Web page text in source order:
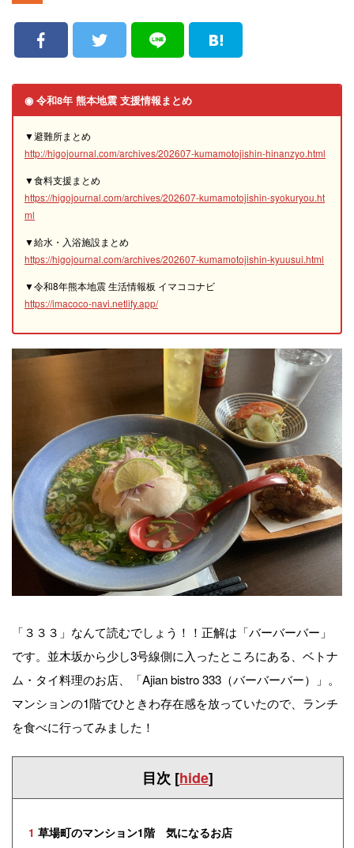
◉ 令和8年 熊本地震 支援情報まとめ
▼避難所まとめ
http://higojournal.com/archives/202607-kumamotojishin-hinanzyo.html
▼食料支援まとめ
https://higojournal.com/archives/202607-kumamotojishin-syokuryou.ht
ml
▼給水・入浴施設まとめ
https://higojournal.com/archives/202607-kumamotojishin-kyuusui.html
▼令和8年熊本地震 生活情報板 イマココナビ
https://imacoco-navi.netlify.app/
「３３３」なんて読むでしょう！！正解は「バーバーバー」
です。並木坂から少し3号線側に入ったところにある、ベトナ
ム・タイ料理のお店、「Ajian bistro 333（バーバーバー）」。
マンションの1階でひときわ存在感を放っていたので、ランチ
を食べに行ってみました！
目次 [hide]
1 草場町のマンション1階 気になるお店